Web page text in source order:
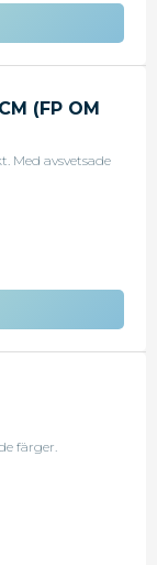
(FP OM
Med avsvetsade
färger.